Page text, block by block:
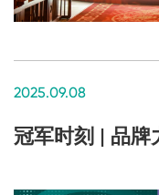
2025.09.08
冠军时刻 | 品